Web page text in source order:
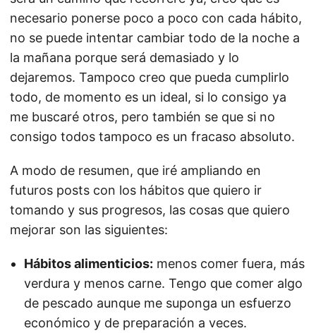
necesario ponerse poco a poco con cada hábito,
no se puede intentar cambiar todo de la noche a
la mañana porque será demasiado y lo
dejaremos. Tampoco creo que pueda cumplirlo
todo, de momento es un ideal, si lo consigo ya
me buscaré otros, pero también se que si no
consigo todos tampoco es un fracaso absoluto.
A modo de resumen, que iré ampliando en
futuros posts con los hábitos que quiero ir
tomando y sus progresos, las cosas que quiero
mejorar son las siguientes:
Hábitos alimenticios: menos comer fuera, más
verdura y menos carne. Tengo que comer algo
de pescado aunque me suponga un esfuerzo
económico y de preparación a veces.